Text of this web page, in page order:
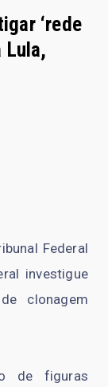
‘rede
Lula,
Federal
investigue
clonagem
de figuras